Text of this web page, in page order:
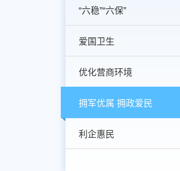
“六稳”“六保”
爱国卫生
优化营商环境
拥军优属 拥政爱民
利企惠民